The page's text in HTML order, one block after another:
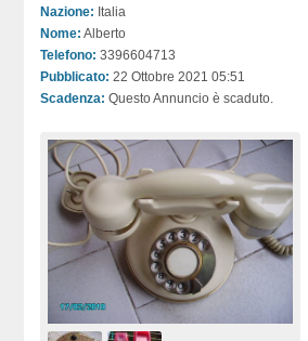
Nazione: Italia
Nome: Alberto
Telefono: 3396604713
Pubblicato: 22 Ottobre 2021 05:51
Scadenza: Questo Annuncio è scaduto.